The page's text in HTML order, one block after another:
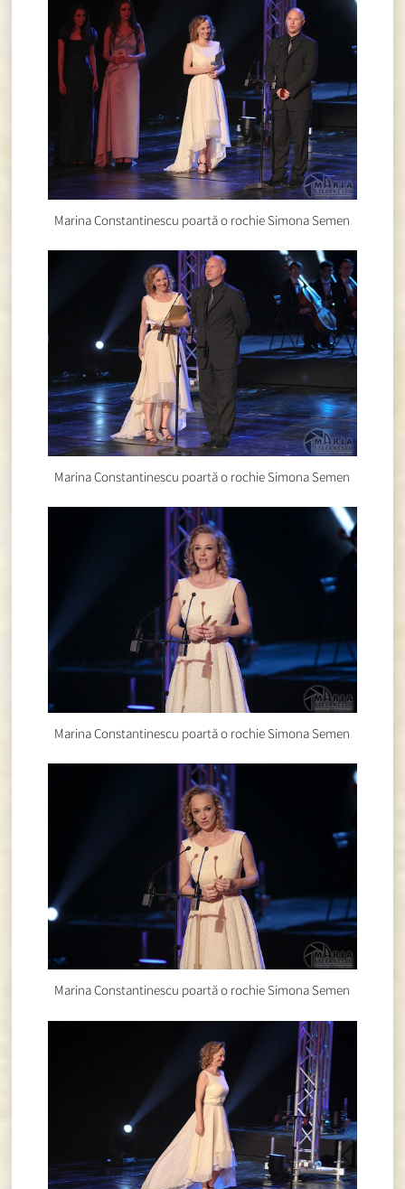
Marina Constantinescu poartă o rochie Simona Semen
Marina Constantinescu poartă o rochie Simona Semen
Marina Constantinescu poartă o rochie Simona Semen
Marina Constantinescu poartă o rochie Simona Semen